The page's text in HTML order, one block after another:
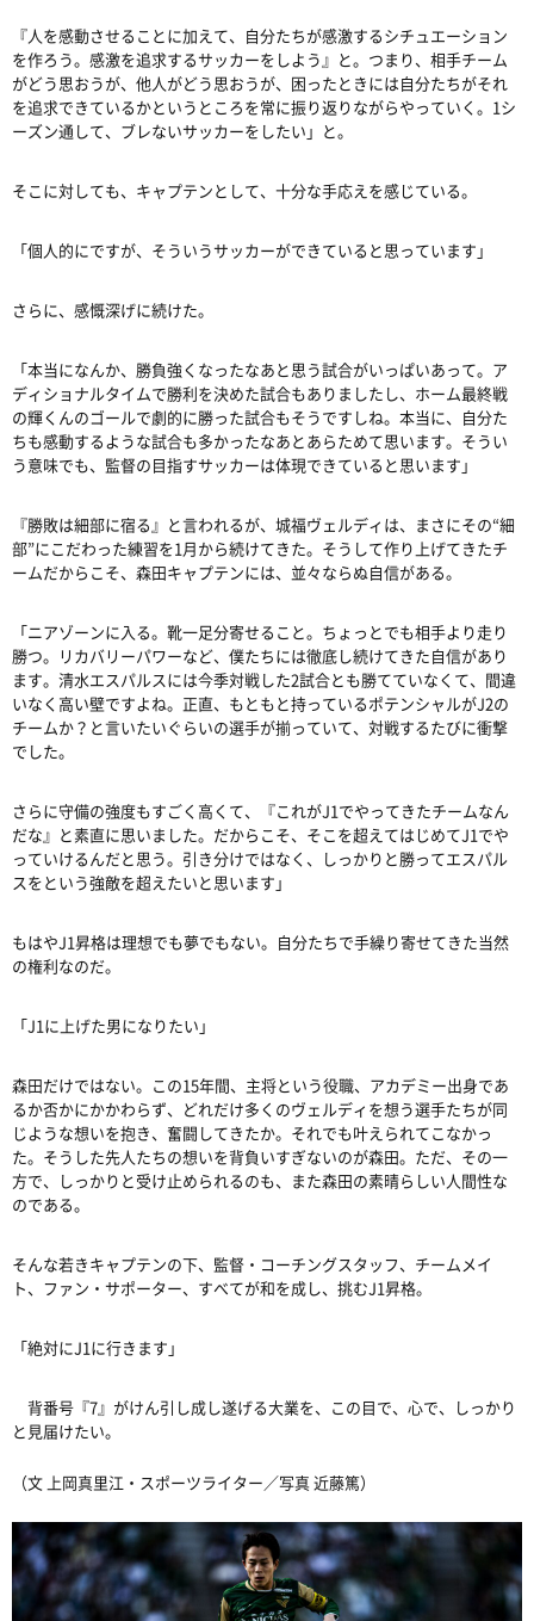
『人を感動させることに加えて、自分たちが感激するシチュエーション
を作ろう。感激を追求するサッカーをしよう』と。つまり、相手チーム
がどう思おうが、他人がどう思おうが、困ったときには自分たちがそれ
を追求できているかというところを常に振り返りながらやっていく。 1シ
ーズン通して、ブレないサッカーをしたい」と。
そこに対しても、キャプテンとして、十分な手応えを感じている。
「個人的にですが、そういうサッカーができていると思っています」
さらに、感慨深げに続けた。
「本当になんか、勝負強くなったなあと思う試合がいっぱいあって。ア
ディショナルタイムで勝利を決めた試合もありましたし、ホーム最終戦
の輝くんのゴールで劇的に勝った試合もそうですしね。本当に、自分た
ちも感動するような試合も多かったなあとあらためて思います。そうい
う意味でも、監督の目指すサッカーは体現できていると思います」
『勝敗は細部に宿る』と言われるが、城福ヴェルディは、まさにその“細
部”にこだわった練習を1 月から続けてきた。そうして作り上げてきたチ
ームだからこそ、森田キャプテンには、並々ならぬ自信がある。
「ニアゾーンに入る。靴一足分寄せること。ちょっとでも相手より走り
勝つ。リカバリーパワーなど、僕たちには徹底し続けてきた自信があり
ます。清水エスパルスには今季対戦した2試合とも勝てていなくて、間違
いなく高い壁ですよね。正直、もともと持っているポテンシャルが J2の
チームか？と言いたいぐらいの選手が揃っていて、対戦するたびに衝撃
でした。
さらに守備の強度もすごく高くて、『これが J1でやってきたチームなん
だな』と素直に思いました。だからこそ、そこを超えてはじめて J1でや
っていけるんだと思う。引き分けではなく、しっかりと勝ってエスパル
スをという強敵を超えたいと思います」
もはや J1昇格は理想でも夢でもない。自分たちで手繰り寄せてきた当然
の権利なのだ。
「 J1に上げた男になりたい」
森田だけではない。この15年間、主将という役職、アカデミー出身であ
るか否かにかかわらず、どれだけ多くのヴェルディを想う選手たちが同
じような想いを抱き、奮闘してきたか。それでも叶えられてこなかっ
た。そうした先人たちの想いを背負いすぎないのが森田。ただ、その一
方で、しっかりと受け止められるのも、また森田の素晴らしい人間性な
のである。
そんな若きキャプテンの下、監督・コーチングスタッフ、チームメイ
ト、ファン・サポーター、すべてが和を成し、挑む J1昇格。
「絶対に J1に行きます」
背番号『7』がけん引し成し遂げる大業を、この目で、心で、しっかり
と見届けたい。
（文 上岡真里江・スポーツライター／写真 近藤篤）